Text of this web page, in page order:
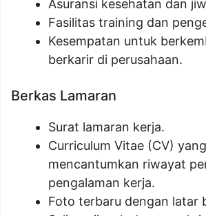
Asuransi kesehatan dan
Fasilitas training dan
Kesempatan untuk
berkarir di perusahaan.
Berkas Lamaran
Surat lamaran kerja.
Curriculum Vitae (CV) yang
mencantumkan riwayat
pengalaman kerja.
Foto terbaru dengan latar